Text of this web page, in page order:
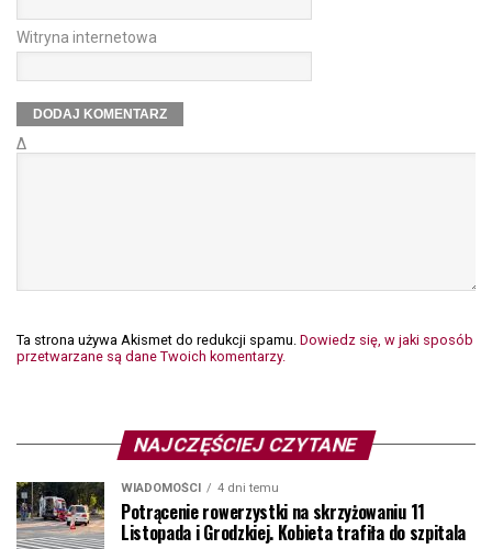
Witryna internetowa
Δ
Ta strona używa Akismet do redukcji spamu. Dowiedz się, w jaki sposób
przetwarzane są dane Twoich komentarzy.
NAJCZĘŚCIEJ CZYTANE
WIADOMOŚCI 4 dni temu
Potrącenie rowerzystki na skrzyżowaniu 11
Listopada i Grodzkiej. Kobieta trafiła do szpitala